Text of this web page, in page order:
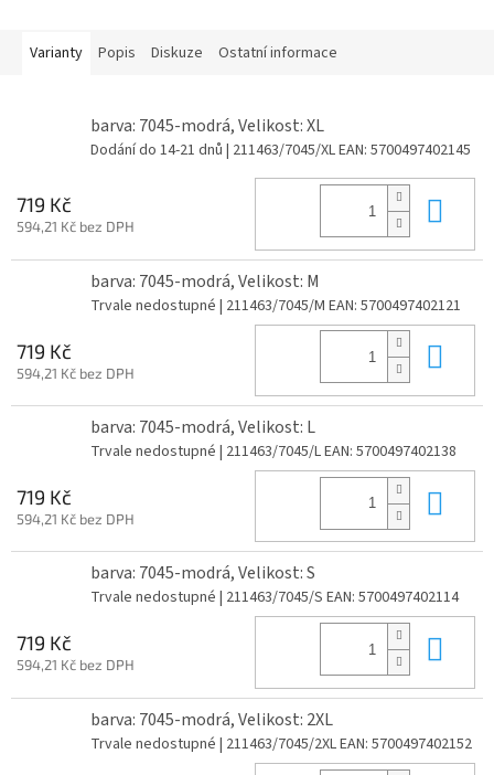
Varianty Popis Diskuze Ostatní informace
barva: 7045-modrá, Velikost: XL
Dodání do 14-21 dnů | 211463/7045/XLEAN: 5700497402145
719 Kč
594,21 Kč bez DPH
barva: 7045-modrá, Velikost: M
Trvale nedostupné | 211463/7045/M EAN: 5700497402121
719 Kč
594,21 Kč bez DPH
barva: 7045-modrá, Velikost: L
Trvale nedostupné | 211463/7045/LEAN: 5700497402138
719 Kč
594,21 Kč bez DPH
barva: 7045-modrá, Velikost: S
Trvale nedostupné | 211463/7045/S EAN: 5700497402114
719 Kč
594,21 Kč bez DPH
barva: 7045-modrá, Velikost: 2XL
Trvale nedostupné | 211463/7045/2XLEAN: 5700497402152